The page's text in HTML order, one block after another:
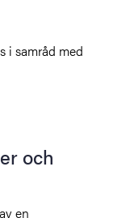
i samråd med
och
en